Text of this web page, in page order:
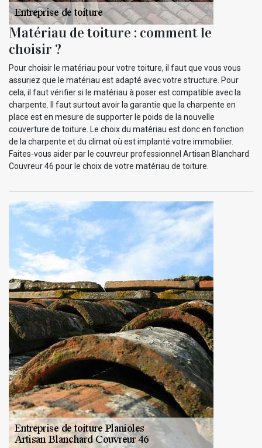
Matériau de toiture : comment le
choisir ?
Pour choisir le matériau pour votre toiture, il faut que vous vous
assuriez que le matériau est adapté avec votre structure. Pour
cela, il faut vérifier si le matériau à poser est compatible avec la
charpente. Il faut surtout avoir la garantie que la charpente en
place est en mesure de supporter le poids de la nouvelle
couverture de toiture. Le choix du matériau est donc en fonction
de la charpente et du climat où est implanté votre immobilier.
Faites-vous aider par le couvreur professionnel Artisan Blanchard
Couvreur 46 pour le choix de votre matériau de toiture.